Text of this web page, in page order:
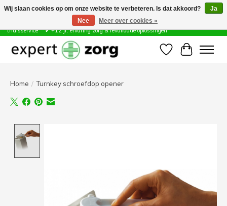
Zorg & Revalidatie Hulpmiddelen ✔ Eigen technische dienst &
thuisservice* ✔ +12 jr. ervaring zorg & revalidatie oplossingen
Verlanglijst
Home / Turnkey schroefdop opener
Wij slaan cookies op om onze website te verbeteren. Is dat akkoord?
Ja
Nee
Meer over cookies »